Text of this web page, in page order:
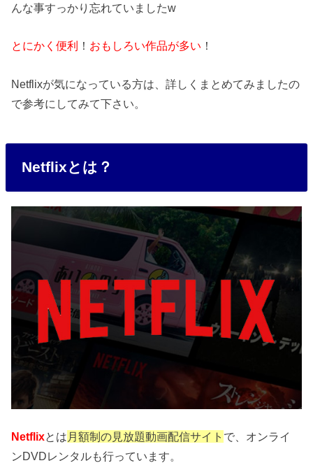
んな事すっかり忘れていましたw
とにかく便利 ！ おもしろい作品が多い ！
Netflixが気になっている方は、詳しくまとめてみましたの
で参考にしてみて下さい。
Netflixとは？
Netflixとは 月額制の見放題動画配信サイト で、オンライ
ンDVDレンタルも行っています。